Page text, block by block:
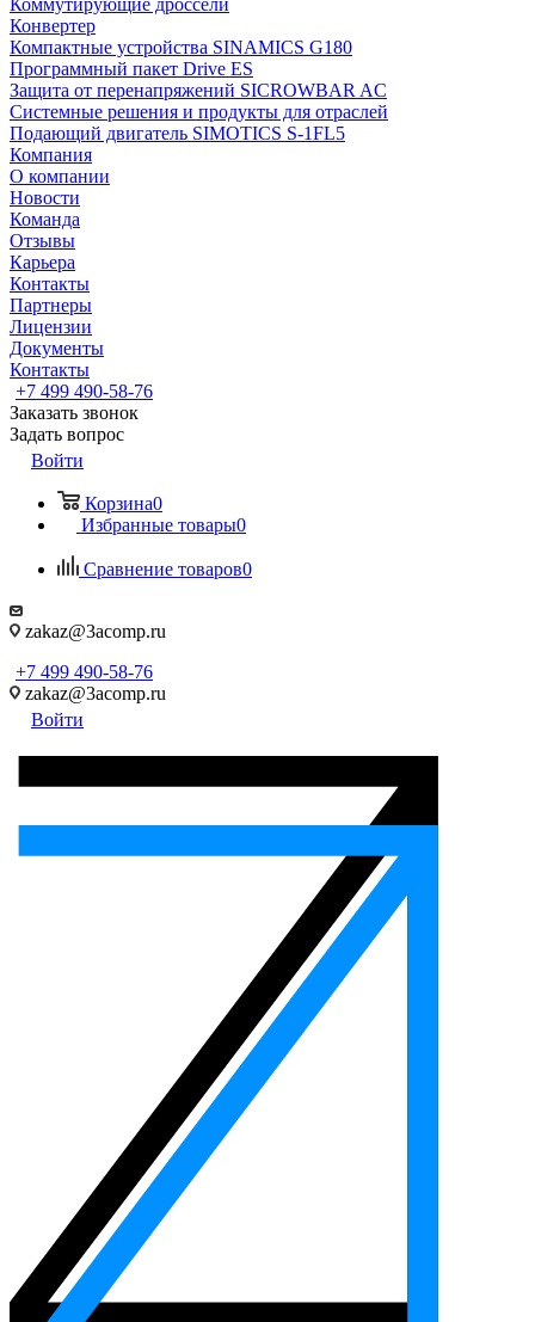
Коммутирующие дроссели
Конвертер
Компактные устройства SINAMICS G180
Программный пакет Drive ES
Защита от перенапряжений SICROWBAR AC
Системные решения и продукты для отраслей
Подающий двигатель SIMOTICS S-1FL5
Компания
О компании
Новости
Команда
Отзывы
Карьера
Контакты
Партнеры
Лицензии
Документы
Контакты
+7 499 490-58-76
Заказать звонок
Задать вопрос
Войти
Корзина0
Избранные товары0
Сравнение товаров0
zakaz@3acomp.ru
+7 499 490-58-76
zakaz@3acomp.ru
Войти